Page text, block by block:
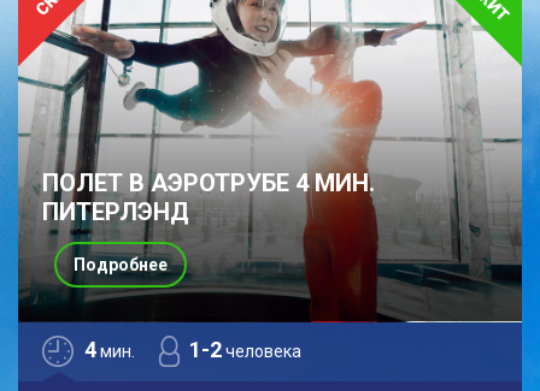
ПОЛЕТ В АЭРОТРУБЕ 4 МИН.
ПИТЕРЛЭНД
4мин. 1-2человека
Подробнее